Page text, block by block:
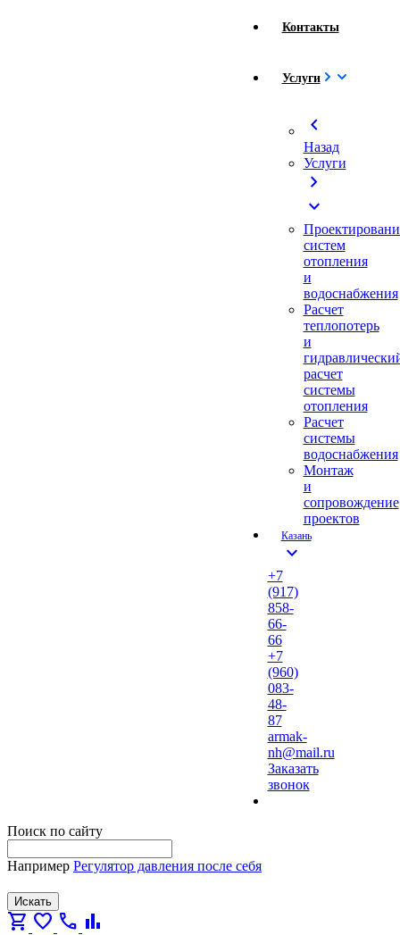
Контакты
Услуги
chevron_left
Назад
Услуги
chevron_right
expand_more
систем
отопления
и
водоснабжения
Расчет
теплопотерь
и
расчет
системы
отопления
Расчет
системы
водоснабжения
Монтаж
и
сопровождение
проектов
Казань
expand_more
+7
(917)
858-
66-
66
+7
(960)
083-
48-
87
armak-
nh@mail.ru
Заказать
звонок
Поиск по сайту
Например Регулятор давления после себя
Искать
shopping_cart favorite call bar_chart